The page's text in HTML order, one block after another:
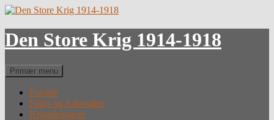
Hop
indhold
Den Store Krig 1914-1918
Søg
Primær menu
Forside
Fotos og Arkivalier
Krigsdeltagere